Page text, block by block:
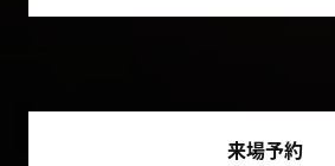
来場予約